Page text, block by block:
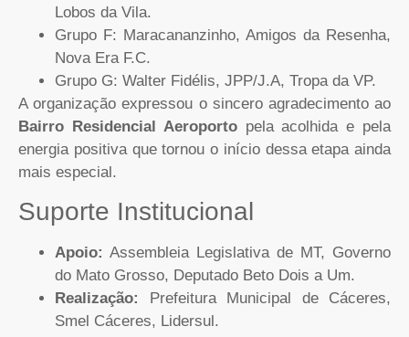
Lobos da Vila.
Grupo F: Maracananzinho, Amigos da Resenha,
Nova Era F.C.
Grupo G: Walter Fidélis, JPP/J.A, Tropa da VP.
A organização expressou o sincero agradecimento ao
Bairro Residencial Aeroportopela acolhida e pela
energia positiva que tornou o início dessa etapa ainda
mais especial.
Suporte Institucional
Apoio: Assembleia Legislativa de MT, Governo
do Mato Grosso, Deputado Beto Dois a Um.
Realização:
Prefeitura Municipal de Cáceres,
Smel Cáceres, Lidersul.